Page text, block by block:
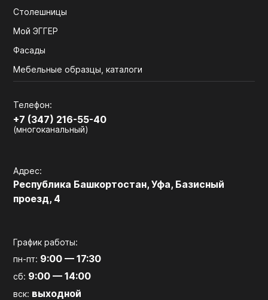
Столешницы
Мой ЭГГЕР
Фасады
Мебельные образцы, каталоги
Телефон:
+7 (347) 216-55-40
(многоканальный)
Адрес:
Республика Башкортостан, Уфа, Базисный
проезд, 4
График работы:
пн-пт: 9:00 — 17:30
сб: 9:00 — 14:00
вск: выходной